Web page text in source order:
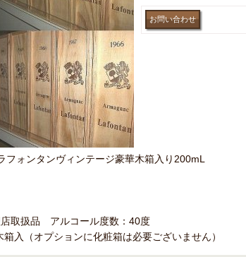
フォンタンヴィンテージ豪華木箱入り200mL
店取扱品 アルコール度数：40度
箱入（オプションに化粧箱は必要ございません）